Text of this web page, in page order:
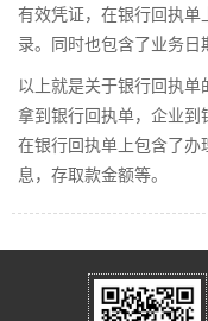
有效凭证，在银行回执
录。同时也包含了业务日
以上就是关于银行回执
拿到银行回执单，企业到
在银行回执单上包含了
息，存取款金额等。